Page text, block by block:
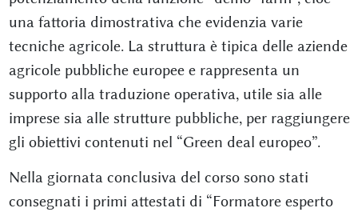
una fattoria dimostrativa che evidenzia varie
tecniche agricole. La struttura è tipica delle aziende
agricole pubbliche europee e rappresenta un
supporto alla traduzione operativa, utile sia alle
imprese sia alle strutture pubbliche, per raggiungere
gli obiettivi contenuti nel “Green deal europeo”.
Nella giornata conclusiva del corso sono stati
consegnati i primi attestati di “Formatore esperto